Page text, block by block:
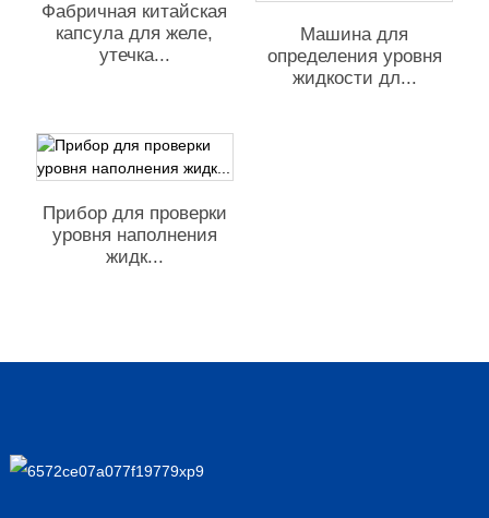
Фабричная китайская
капсула для желе,
утечка...
Машина для
определения уровня
жидкости дл...
Прибор для проверки
уровня наполнения
жидк...